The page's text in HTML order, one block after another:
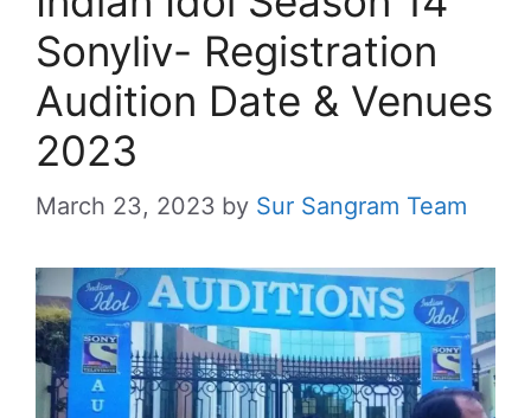
Sonyliv- Registration
Audition Date & Venues
2023
March 23, 2023 by Sur Sangram Team